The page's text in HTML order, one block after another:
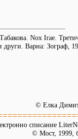
Nox Irae.
други. Варна: Зограф,
© Елка
списание
© Мост, 1999,